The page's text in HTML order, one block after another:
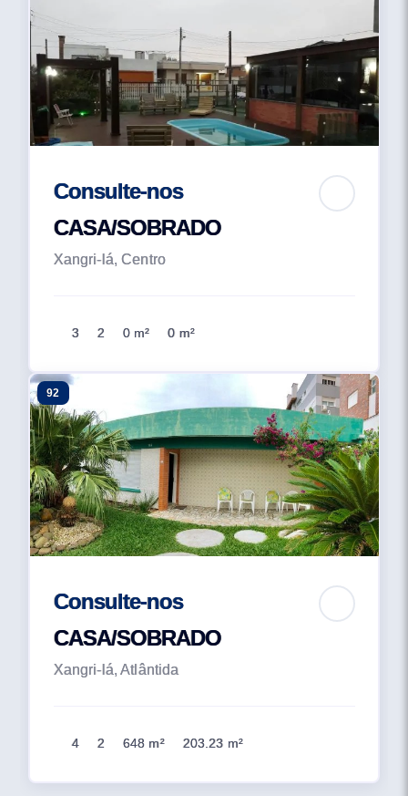
Consulte-nos
CASA/SOBRADO
Xangri-lá, Centro
3 2 0 m² 0 m²
92
Consulte-nos
CASA/SOBRADO
Xangri-lá, Atlântida
4 2 648 m² 203.23 m²